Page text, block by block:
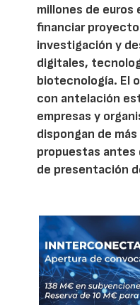
millones de euros
financiar
investigación y
digitales,
biotecnología. El
con antelación
empresas y
dispongan de
propuestas antes
de presentación